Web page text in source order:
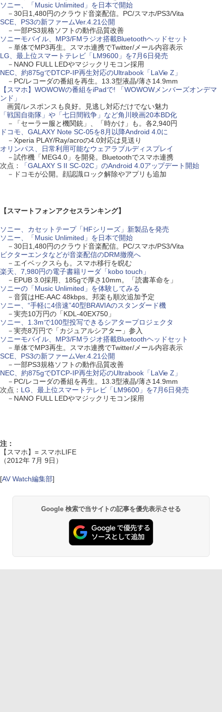
ソニー、「Music Unlimited」を日本で開始
－30日1,480円のクラウド音楽配信。PC/スマホ/PS3/Vita
SCE、PS3の新ファームVer.4.21公開
－一部PS3規格ソフトの動作品質改善
ソニーモバイル、MP3/FMラジオ搭載Bluetoothヘッドセット
－単体でMP3再生。スマホ連携でTwitter/メール内容表示
LG、最上位スマートテレビ「LM9600」を7月6日発売
－NANO FULL LEDやマジックリモコン採用
NEC、約875gでDTCP-IP再生対応のUltrabook「LaVie Z」
－PC/レコーダの番組を再生。13.3型液晶/薄さ14.9mm
【スマホ】WOWOWの番組をiPadで! 「WOWOWメンバーズオンデマ
ンド」
画質/レスポンスも良好。見逃し対応だけでない魅力
「戦国自衛隊」や「七日間戦争」など角川映画20本BD化
－「セーラー服と機関銃」、「時かけ」も。各2,940円
ドコモ、GALAXY Note SC-05を8月以降Android 4.0に
－Xperia PLAY/Ray/acroの4.0対応は見送り
オリンパス、日常利用可能なウェアラブルディスプレイ
－試作機「MEG4.0」を開発。Bluetoothでスマホ連携
次点：
「GALAXY S II SC-02C」のAndroid 4.0アップデート開始
－ドコモが公開。顔認識ロック解除やアプリも追加
【スマートフォンアクセスランキング】
ソニー、カセットテープ「HFシリーズ」新製品を発売
ソニー、「Music Unlimited」を日本で開始
－30日1,480円のクラウド音楽配信。PC/スマホ/PS3/Vita
ビクターエンタなどが音楽配信のDRM撤廃へ
－エイベックスらも。スマホ移行を睨む
楽天、7,980円の電子書籍リーダ「kobo touch」
－EPUB 3.0採用、185gで厚さ10mm。「読書革命を」
ソニーの「Music Unlimited」を体験してみる
－音質はHE-AAC 48kbps。邦楽も順次追加予定
ソニー、“手軽に4倍速”40型BRAVIAのスタンダード機
－実売10万円の「KDL-40EX750」
ソニー、1.3mで100型投写できるシアタープロジェクタ
－実売8万円で「カジュアルシアター」参入
ソニーモバイル、MP3/FMラジオ搭載Bluetoothヘッドセット
－単体でMP3再生。スマホ連携でTwitter/メール内容表示
SCE、PS3の新ファームVer.4.21公開
－一部PS3規格ソフトの動作品質改善
NEC、約875gでDTCP-IP再生対応のUltrabook「LaVie Z」
－PC/レコーダの番組を再生。13.3型液晶/薄さ14.9mm
次点： LG、最上位スマートテレビ「LM9600」を7月6日発売
－NANO FULL LEDやマジックリモコン採用
注：
【スマホ】= スマホLIFE
（2012年 7月 9日）
[AV Watch編集部]
Google 検索で当サイトの記事を優先表示させる